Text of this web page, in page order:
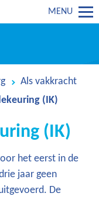
MENU
Als vakkracht
(IK)
(IK)
het eerst in de
jaar geen
De